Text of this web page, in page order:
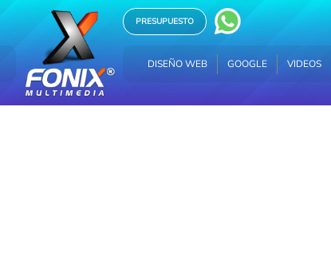
DISEÑO WEB GOOGLE
PRESUPUESTO
DISEÑO WEB GOOGLE VIDEOS